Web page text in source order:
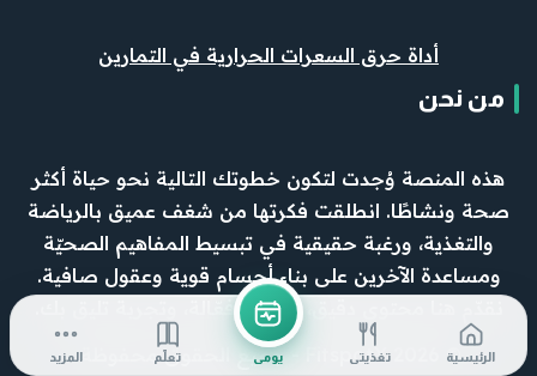
أداة حرق السعرات الحرارية في التمارين
من نحن
هذه المنصة وُجدت لتكون خطوتك التالية نحو حياة أكثر
صحة ونشاطًا. انطلقت فكرتها من شغف عميق بالرياضة
والتغذية، ورغبة حقيقية في تبسيط المفاهيم الصحيّة
ومساعدة الآخرين على بناء أجسام قوية وعقول صافية.
نقدّم هنا محتوى دقيق، وأدوات فعّالة، وتجربة تليق بك.
© 2026 FitspotX - جميع الحقوق محفوظة.
الرئيسية تغذيتي يومي تعلّم المزيد